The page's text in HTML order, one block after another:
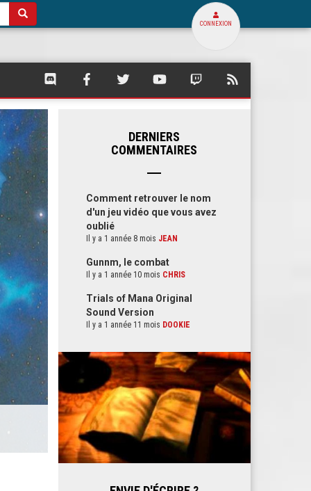
CONNEXION
SQUARE
SQUARE SQUARE SQUARE SQUARE
DERNIERS
COMMENTAIRES
Comment retrouver le nom
d'un jeu vidéo que vous avez
oublié
Il y a 1 année 8 mois JEAN
Gunnm, le combat
Il y a 1 année 10 mois CHRIS
Trials of Mana Original
Sound Version
Il y a 1 année 11 mois DOOKIE